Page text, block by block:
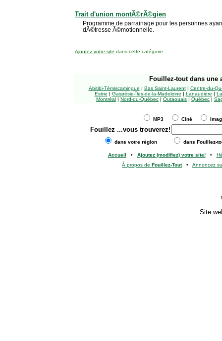
Trait d'union montÃ©rÃ©gien
Programme de parrainage pour les personnes
dÃ©tresse Ã©motionnelle.
Ajoutez votre site dans cette catégorie
Fouillez-tout dans une
Abitibi-Témiscamingue | Bas Saint-Laurent| Centre-du-
Estrie | Gaspésie-Îles-de-la-Madeleine | Lanaudière |
Montréal | Nord-du-Québec | Outaouais | Québec |
MP3 Ciné
Fouillez ...vous trouverez!
dans votre région dans Fouillez-
Accueil • Ajoutez (modifiez) votre site!•
À propos de Fouillez-Tout• Annoncez
Site